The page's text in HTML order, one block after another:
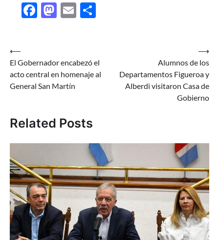
Facebook
Mastodon
Email
Navegación
de
entradas
⟵
El Gobernador encabezó el
acto central en homenaje al
General San Martín
Alumnos de los
Departamentos Figueroa y
Alberdi visitaron Casa de
Gobierno
⟶
Related Posts